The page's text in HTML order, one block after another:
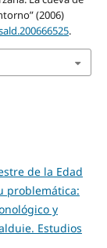
(2006)
.
de la Edad
problemática:
y
Estudios